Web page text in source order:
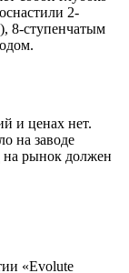
2-
8-ступенчатым
и ценах нет.
на заводе
рынок должен
«Evolute